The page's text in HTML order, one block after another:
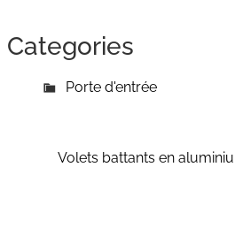
Categories
Porte d'entrée
Volets battants en